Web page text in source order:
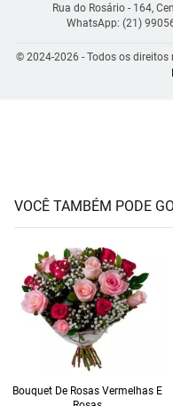
Rua do Rosário - 164,
WhatsApp: (21)
© 2024-2026 - Todos os direitos
VOCÊ TAMBÉM PODE
Bouquet De Rosas Vermelhas E